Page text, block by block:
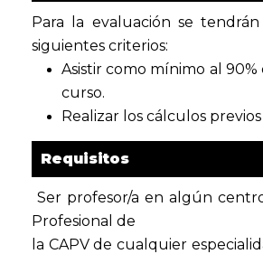
Para la evaluación se
siguientes criterios:
Asistir como mínimo al 90%
curso.
Realizar los cálculos previos
Requisitos
Ser profesor/a en algún
Profesional de
la CAPV de cualquier